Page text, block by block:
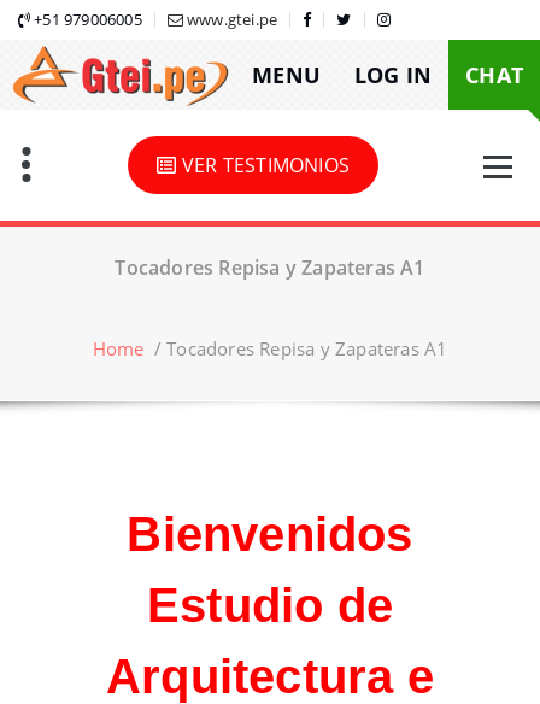
Skip
content
+51 979006005 www.gtei.pe
MENU LOG IN CHAT
VER TESTIMONIOS
Tocadores Repisa y Zapateras A1
Home /Tocadores Repisa y Zapateras A1
Bienvenidos
Estudio de
Arquitectura e